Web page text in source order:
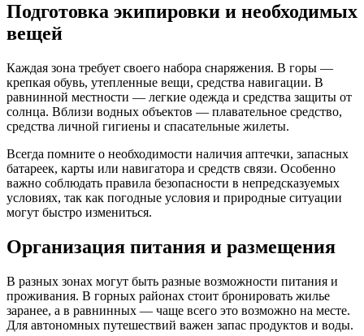
Подготовка экипировки и необходимых
вещей
Каждая зона требует своего набора снаряжения. В горы —
крепкая обувь, утепленные вещи, средства навигации. В
равнинной местности — легкие одежда и средства защиты от
солнца. Вблизи водных объектов — плавательное средство,
средства личной гигиены и спасательные жилеты.
Всегда помните о необходимости наличия аптечки, запасных
батареек, карты или навигатора и средств связи. Особенно
важно соблюдать правила безопасности в непредсказуемых
условиях, так как погодные условия и природные ситуации
могут быстро измениться.
Организация питания и размещения
В разных зонах могут быть разные возможности питания и
проживания. В горных районах стоит бронировать жилье
заранее, а в равнинных — чаще всего это возможно на месте.
Для автономных путешествий важен запас продуктов и воды.